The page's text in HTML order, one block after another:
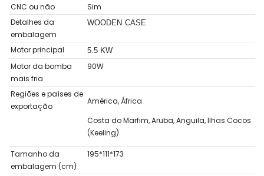
CNC ou não
Sim
Detalhes da
embalagem
WOODEN CASE
Motor principal 5.5 KW
Motor da bomba
mais fria
90W
Regiões e países de
exportação
América, África
Costa do Marfim, Aruba, Anguila, Ilhas Cocos
(Keeling)
Tamanho da
embalagem (cm)
195*111*173